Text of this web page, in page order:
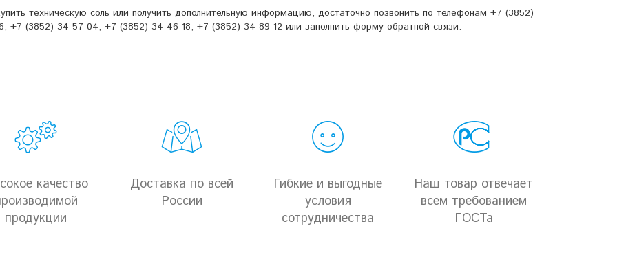
техническую соль или получить дополнительную информацию, достаточно позвонить по телефонам +7 (3852)
+7 (3852) 34-57-04, +7 (3852) 34-46-18, +7 (3852) 34-89-12 или заполнить форму обратной связи.
качество
продукции
Доставка по всей
России
Гибкие и выгодные
условия
сотрудничества
Наш товар отвечает
всем требованием
ГОСТа